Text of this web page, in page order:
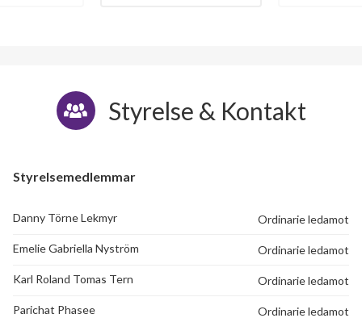
Styrelse & Kontakt
Styrelsemedlemmar
Danny Törne Lekmyr Ordinarie ledamot
Emelie Gabriella Nyström Ordinarie ledamot
Karl Roland Tomas Tern Ordinarie ledamot
Parichat Phasee Ordinarie ledamot